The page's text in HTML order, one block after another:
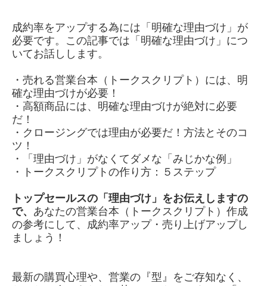
成約率をアップする為には「明確な理由づけ」が
必要です。この記事では「明確な理由づけ」につ
いてお話しします。
・売れる営業台本（トークスクリプト）には、明
確な理由づけが必要！
・高額商品には、明確な理由づけが絶対に必要
だ！
・クロージングでは理由が必要だ！方法とそのコ
ツ！
・「理由づけ」がなくてダメな「みじかな例」
・トークスクリプトの作り方：５ステップ
トップセールスの「理由づけ」をお伝えしますの
で、 あなたの営業台本（トークスクリプト）作成
の参考にして、成約率アップ・売り上げアップし
ましょう！
最新の購買心理や、営業の『型』をご存知なく、